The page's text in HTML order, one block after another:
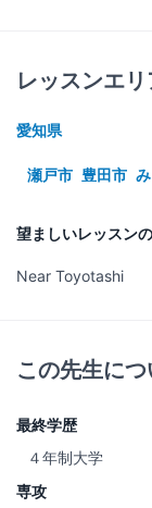
レッスンエリ
愛知県
瀬戸市 豊田市
望ましいレッスン
Near Toyotashi
この先生につ
最終学歴
４年制大学
専攻